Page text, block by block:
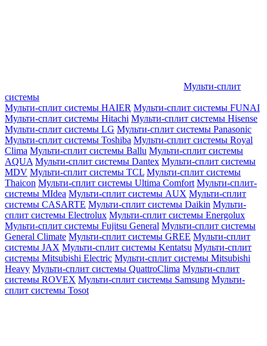
Мульти-сплит
системы
Мульти-сплит системы HAIER Мульти-сплит системы FUNAI
Мульти-сплит системы Hitachi Мульти-сплит системы Hisense
Мульти-сплит системы LG Мульти-сплит системы Panasonic
Мульти-сплит системы Toshiba Мульти-сплит системы Royal
Clima Мульти-сплит системы Ballu Мульти-сплит системы
AQUA Мульти-сплит системы Dantex Мульти-сплит системы
MDV Мульти-сплит системы TCL Мульти-сплит системы
Thaicon Мульти-сплит системы Ultima Comfort Мульти-сплит-
системы MIdea Мульти-сплит системы AUX Мульти-сплит
системы CASARTE Мульти-сплит системы Daikin Мульти-
сплит системы Electrolux Мульти-сплит системы Energolux
Мульти-сплит системы Fujitsu General Мульти-сплит системы
General Climate Мульти-сплит системы GREE Мульти-сплит
системы JAX Мульти-сплит системы Kentatsu Мульти-сплит
системы Mitsubishi Electric Мульти-сплит системы Mitsubishi
Heavy Мульти-сплит системы QuattroClima Мульти-сплит
системы ROVEX Мульти-сплит системы Samsung Мульти-
сплит системы Tosot